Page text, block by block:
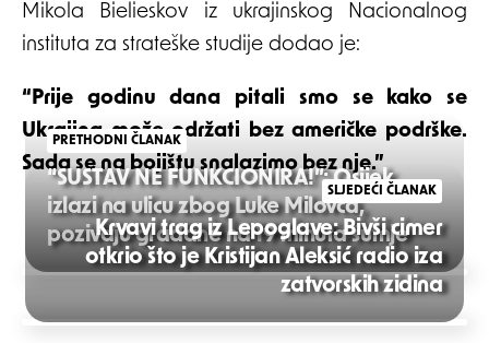
Mikola Bielieskov iz ukrajinskog Nacionalnog
instituta za strateške studije dodao je:
“Prije godinu dana pitali smo se kako se
Ukrajina može održati bez američke podrške.
Sada se na bojištu snalazimo bez nje.”
Post
navigation
PRETHODNI ČLANAK
“SUSTAV NE FUNKCIONIRA!”: Osijek
izlazi na ulicu zbog Luke Milovca,
pozivaju građane na 19 minuta šutnje
SLJEDEĆI ČLANAK
Krvavi trag iz Lepoglave: Bivši cimer
otkrio što je Kristijan Aleksić radio iza
zatvorskih zidina